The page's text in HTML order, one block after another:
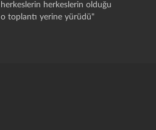
herkeslerin herkeslerin olduğu
o toplantı yerine yürüdü"